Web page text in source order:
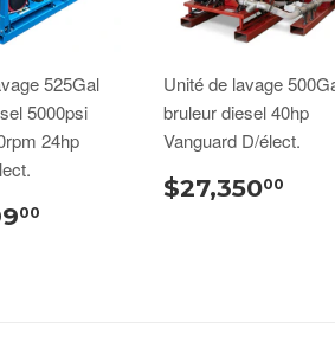
525Gal
5000psi
24hp
00
Unité de lavage
bruleur diesel 40hp
Vanguard D/élect.
$27,35000